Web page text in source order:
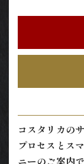
コスタリカの
プロセスとス
ニーのご案内